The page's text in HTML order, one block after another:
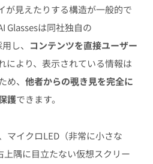
が見えたりする構造が一般的で
Glassesは同社独自の
し、
コンテンツを直接ユーザー
により、表示されている情報は
、 他者からの覗き見を完全に
護できます。
マイクロLED（非常に小さな
上隅に目立たない仮想スクリー